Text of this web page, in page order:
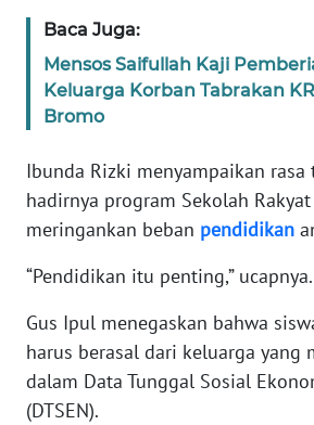
Baca Juga:
Mensos Saifullah Kaji
Keluarga Korban Tabrakan
Bromo
Ibunda Rizki menyampaikan rasa
hadirnya program Sekolah
meringankan beban pendidikan
“Pendidikan itu penting,” ucapnya.
Gus Ipul menegaskan bahwa
harus berasal dari keluarga yang
dalam Data Tunggal Sosial
(DTSEN).
WN
SUMUT
JAKARTA
JABAR
BANTEN
WN
NTT